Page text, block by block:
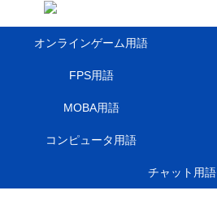
オンラインゲーム用語
FPS用語
MOBA用語
コンピュータ用語
チャット用語